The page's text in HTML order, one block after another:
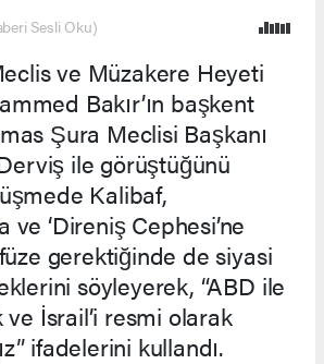
Sesli Oku)
ve Müzakere Heyeti
Bakır’ın başkent
Şura Meclisi Başkanı
ile görüştüğünü
Kalibaf,
ve ‘Direniş Cephesi’ne
gerektiğinde de siyasi
söyleyerek, “ABD ile
ve İsrail’i resmi olarak
ifadelerini kullandı.